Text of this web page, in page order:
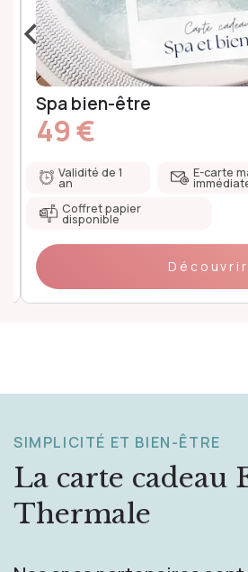
Spa bien-être
49 €
Validité de 1
an
E-carte
Coffret papier
disponible
Découvrir
‹
SIMPLICITÉ ET BIEN-ÊTRE
La carte cadeau
Thermale